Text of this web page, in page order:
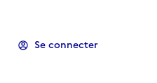
Se connecter